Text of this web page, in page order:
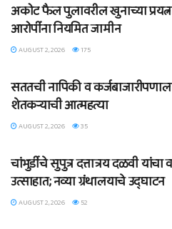
अकोट फैल पुलावरील खुनाच्या
आरोपींना नियमित जामीन
AUGUST 2, 2026 175
सततची नापिकी व
शेतकऱ्याची आत्महत्या
AUGUST 2, 2026 35
चांभुर्डीचे सुपुत्र दत्तात्रय दळवी यांचा
उत्साहात; नव्या ग्रंथालयाचे उद्घाटन
AUGUST 2, 2026 52